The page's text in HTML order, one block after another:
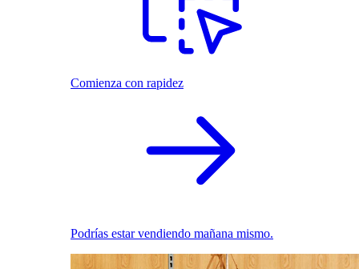
Comienza con rapidez
Podrías estar vendiendo mañana mismo.